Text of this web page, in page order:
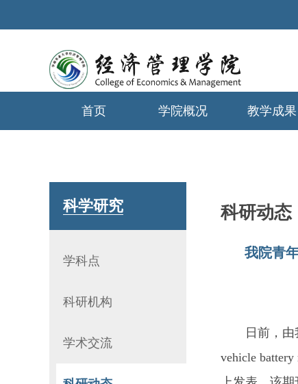
首页 学院概况 教学成果
科学研究
学科点
科研机构
学术交流
科研动态
我院青
日前，由
vehicle